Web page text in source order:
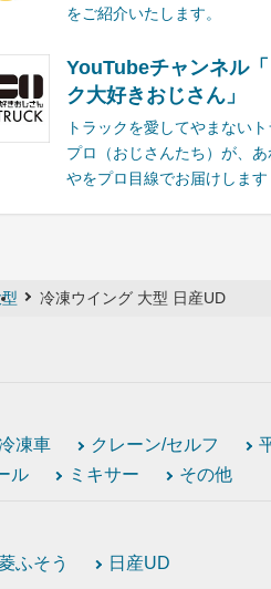
をご紹介いたします。
YouTubeチャンネル
ク大好きおじさん」
トラックを愛してやまない
プロ（おじさんたち）が、
やをプロ目線でお届けします
冷凍ウイング 大型 日産UD
凍車 クレーン/セルフ
ル ミキサー その他
ふそう 日産UD